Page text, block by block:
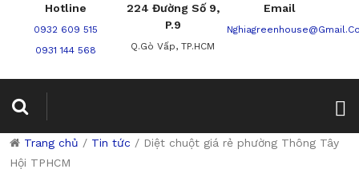
Hotline
0932 609 515
0931 144 568
224 Đường Số 9,
P.9
Q.Gò Vấp, TP.HCM
Email
Trang chủ / Tin tức / Diệt chuột giá rẻ phường Thông Tây
Hội TPHCM